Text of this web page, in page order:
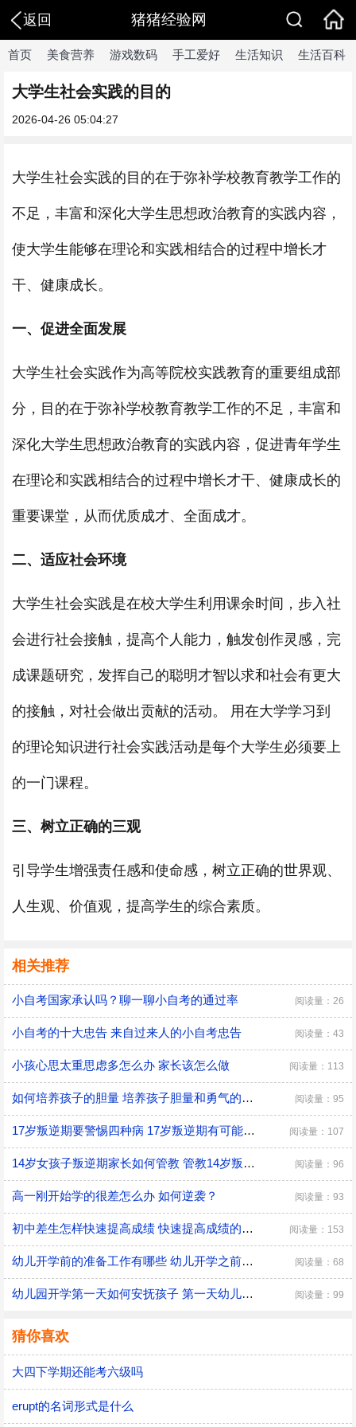
返回 猪猪经验网
首页 美食营养 游戏数码 手工爱好 生活知识 生活百科
大学生社会实践的目的
2026-04-26 05:04:27
大学生社会实践的目的在于弥补学校教育教学工作的
不足，丰富和深化大学生思想政治教育的实践内容，
使大学生能够在理论和实践相结合的过程中增长才
干、健康成长。
一、促进全面发展
大学生社会实践作为高等院校实践教育的重要组成部
分，目的在于弥补学校教育教学工作的不足，丰富和
深化大学生思想政治教育的实践内容，促进青年学生
在理论和实践相结合的过程中增长才干、健康成长的
重要课堂，从而优质成才、全面成才。
二、适应社会环境
大学生社会实践是在校大学生利用课余时间，步入社
会进行社会接触，提高个人能力，触发创作灵感，完
成课题研究，发挥自己的聪明才智以求和社会有更大
的接触，对社会做出贡献的活动。 用在大学学习到
的理论知识进行社会实践活动是每个大学生必须要上
的一门课程。
三、树立正确的三观
引导学生增强责任感和使命感，树立正确的世界观、
人生观、价值观，提高学生的综合素质。
相关推荐
小自考国家承认吗？聊一聊小自考的通过率 阅读量：26
小自考的十大忠告 来自过来人的小自考忠告 阅读量：43
小孩心思太重思虑多怎么办 家长该怎么做 阅读量：113
如何培养孩子的胆量 培养孩子胆量和勇气的方法 阅读量：95
17岁叛逆期要警惕四种病 17岁叛逆期有可能会得什么病 阅读量：107
14岁女孩子叛逆期家长如何管教 管教14岁叛逆期女孩子的方法 阅读量：96
高一刚开始学的很差怎么办 如何逆袭？ 阅读量：93
初中差生怎样快速提高成绩 快速提高成绩的方法介绍 阅读量：153
幼儿开学前的准备工作有哪些 幼儿开学之前具体的准备工作 阅读量：68
幼儿园开学第一天如何安抚孩子 第一天幼儿园开学安抚孩子的注意事项 阅读量：99
猜你喜欢
大四下学期还能考六级吗
erupt的名词形式是什么